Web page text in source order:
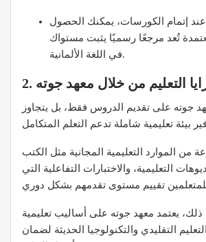
عند إتمام الكورسات، يمكنك الحصول
تُعد مرجعًا رسميًا يثبت مستواك
في اللغة الألمانية.
التعليم من خلال معهد جوته
جوته على تقديم الدروس فقط، بل يتجاوز
من الموارد التعليمية المجانية مثل الكتب
التعليمية، والاختبارات التفاعلية التي
ذلك، يعتمد معهد جوته على أساليب تعليمية
التقليدي والتكنولوجيا الحديثة لضمان